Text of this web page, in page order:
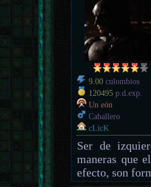
9.00 culombios
120495 p.d.exp.
Un eón
Caballero
cLicK
Ser de
maneras que
efecto, son